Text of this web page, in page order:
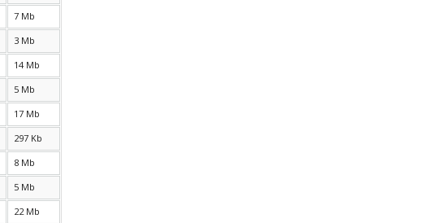
7 Mb
3 Mb
14 Mb
5 Mb
17 Mb
297 Kb
8 Mb
5 Mb
22 Mb